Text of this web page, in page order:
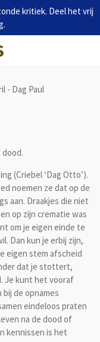
kritiek. Deel het vrij
- Dag Paul
(Criebel ‘Dag Otto’).
noemen ze dat op de
aan. Draakjes die niet
op zijn crematie was
om je eigen einde te
Dan kun je erbij zijn,
eigen stem afscheid
dat je stottert,
Je kunt het vooraf
de opnames
eindeloos praten
na de dood of
kennissen is het